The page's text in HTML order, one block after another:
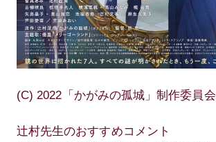
(C) 2022「かがみの孤城」制作委員会
辻村先生のおすすめコメント